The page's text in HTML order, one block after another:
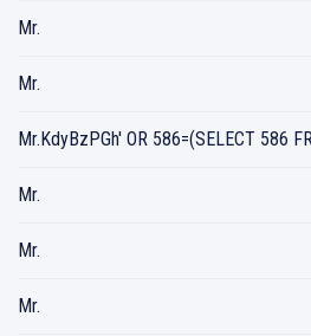
Mr.
Mr.
Mr.KdyBzPGh' OR 586=(SELECT 586
Mr.
Mr.
Mr.